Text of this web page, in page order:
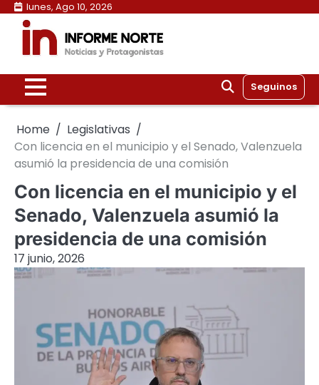
Skip
content
lunes, Ago 10, 2026
Seguinos
Home
Legislativas
Con licencia en el municipio y el Senado, Valenzuela
asumió la presidencia de una comisión
Con licencia en el municipio y el
Senado, Valenzuela asumió la
presidencia de una comisión
17 junio, 2026